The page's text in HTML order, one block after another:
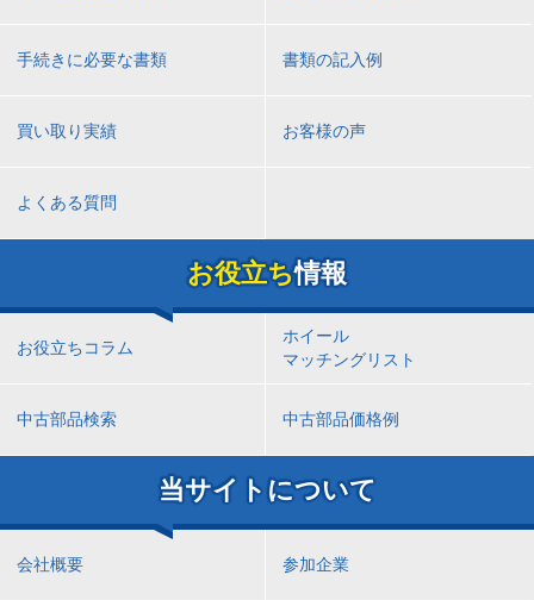
手続きに必要な書類 書類の記入例
買い取り実績 お客様の声
よくある質問
お役立ち情報
お役立ちコラム
ホイール
マッチングリスト
中古部品検索 中古部品価格例
当サイトについて
会社概要 参加企業